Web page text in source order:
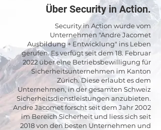
Über Security in Action.
Security in Action wurde vom
Unternehmen "Andre Jacomet
Ausbildung + Entwicklung" ins Leben
gerufen. Es verfügt seit dem 18. Februar
2022 über eine Betriebsbewilligung für
Sicherheitsunternehmen im Kanton
Zürich. Diese erlaubt es dem
Unternehmen, in der gesamten Schweiz
Sicherheitsdienstleistungen anzubieten.
Andre Jacomet forscht seit dem Jahr 2002
im Bereich Sicherheit und liess sich seit
2018 von den besten Unternehmen und